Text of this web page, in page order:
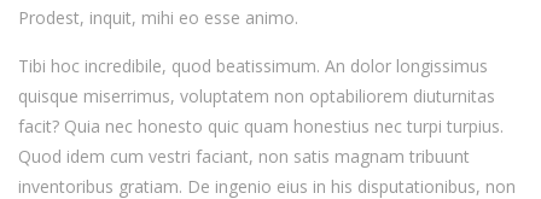
Prodest, inquit, mihi eo esse animo.
Tibi hoc incredibile, quod beatissimum. An dolor longissimus
quisque miserrimus, voluptatem non optabiliorem diuturnitas
facit? Quia nec honesto quic quam honestius nec turpi turpius.
Quod idem cum vestri faciant, non satis magnam tribuunt
inventoribus gratiam. De ingenio eius in his disputationibus, non